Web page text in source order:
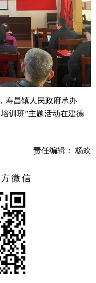
寿昌镇人民政府承办
训班”主题活动在建德
责任编辑： 杨欢
微信